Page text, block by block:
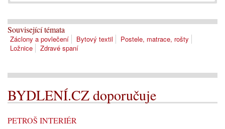
Související témata
Záclony a povlečení Bytový textil
Postele, matrace, rošty
Ložnice
Zdravé spaní
BYDLENÍ.CZ doporučuje
PETROŠ INTERIÉR